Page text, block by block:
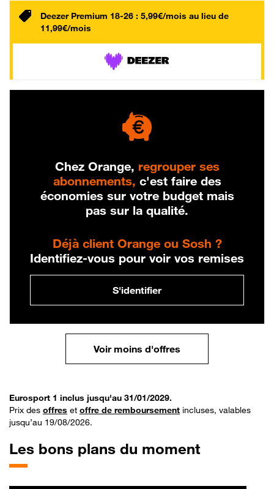
Deezer Premium 18-26 : 5,99€/mois au lieu de
11,99€/mois
Chez Orange, regrouper ses
abonnements, c'est faire des
économies sur votre budget mais
pas sur la qualité.
Déjà client Orange ou Sosh ?
Identifiez-vous pour voir vos remises
S'identifier
Voir moins d'offres
Eurosport 1 inclus jusqu'au 31/01/2029.
Prix des offres et offre de remboursement incluses, valables
jusqu’au 19/08/2026.
Les bons plans du moment